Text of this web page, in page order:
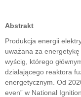
Abstrakt
Produkcja energii
uważana za
wyścig, którego
działającego reaktora
energetycznym. Od
even” w National